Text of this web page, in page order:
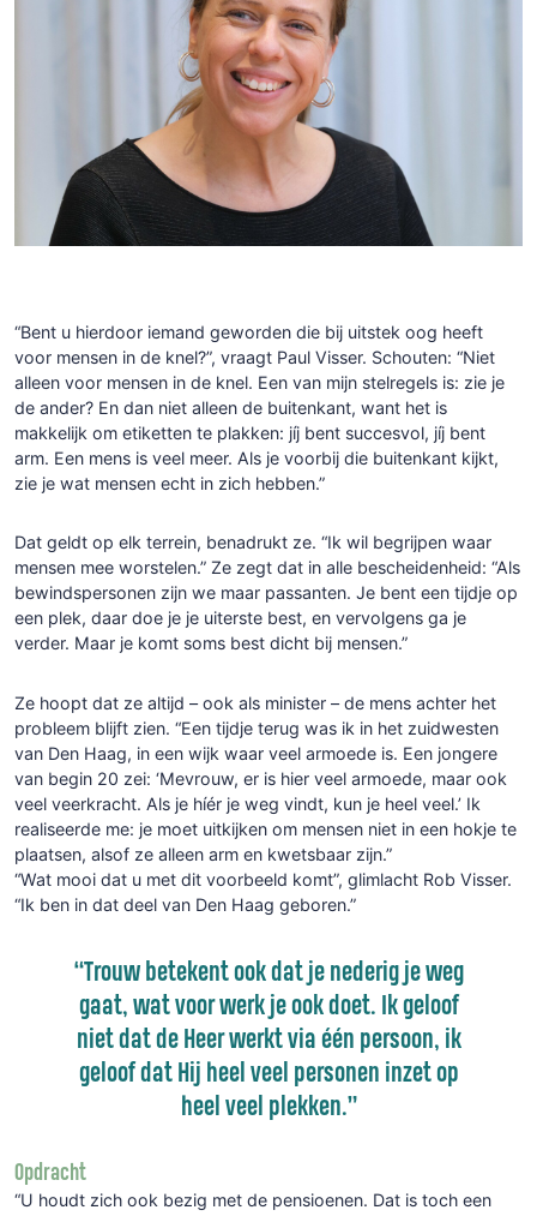
“Bent u hierdoor iemand geworden die bij uitstek oog heeft
voor mensen in de knel?”, vraagt Paul Visser. Schouten: “Niet
alleen voor mensen in de knel. Een van mijn stelregels is: zie je
de ander? En dan niet alleen de buitenkant, want het is
makkelijk om etiketten te plakken: jíj bent succesvol, jíj bent
arm. Een mens is veel meer. Als je voorbij die buitenkant kijkt,
zie je wat mensen echt in zich hebben.”
Dat geldt op elk terrein, benadrukt ze. “Ik wil begrijpen waar
mensen mee worstelen.” Ze zegt dat in alle bescheidenheid: “Als
bewindspersonen zijn we maar passanten. Je bent een tijdje op
een plek, daar doe je je uiterste best, en vervolgens ga je
verder. Maar je komt soms best dicht bij mensen.”
Ze hoopt dat ze altijd – ook als minister – de mens achter het
probleem blijft zien. “Een tijdje terug was ik in het zuidwesten
van Den Haag, in een wijk waar veel armoede is. Een jongere
van begin 20 zei: ‘Mevrouw, er is hier veel armoede, maar ook
veel veerkracht. Als je híér je weg vindt, kun je heel veel.’ Ik
realiseerde me: je moet uitkijken om mensen niet in een hokje te
plaatsen, alsof ze alleen arm en kwetsbaar zijn.”
“Wat mooi dat u met dit voorbeeld komt”, glimlacht Rob Visser.
“Ik ben in dat deel van Den Haag geboren.”
“Trouw betekent ook dat je nederig je weg
gaat, wat voor werk je ook doet. Ik geloof
niet dat de Heer werkt via één persoon, ik
geloof dat Hij heel veel personen inzet op
heel veel plekken.”
Opdracht
“U houdt zich ook bezig met de pensioenen. Dat is toch een